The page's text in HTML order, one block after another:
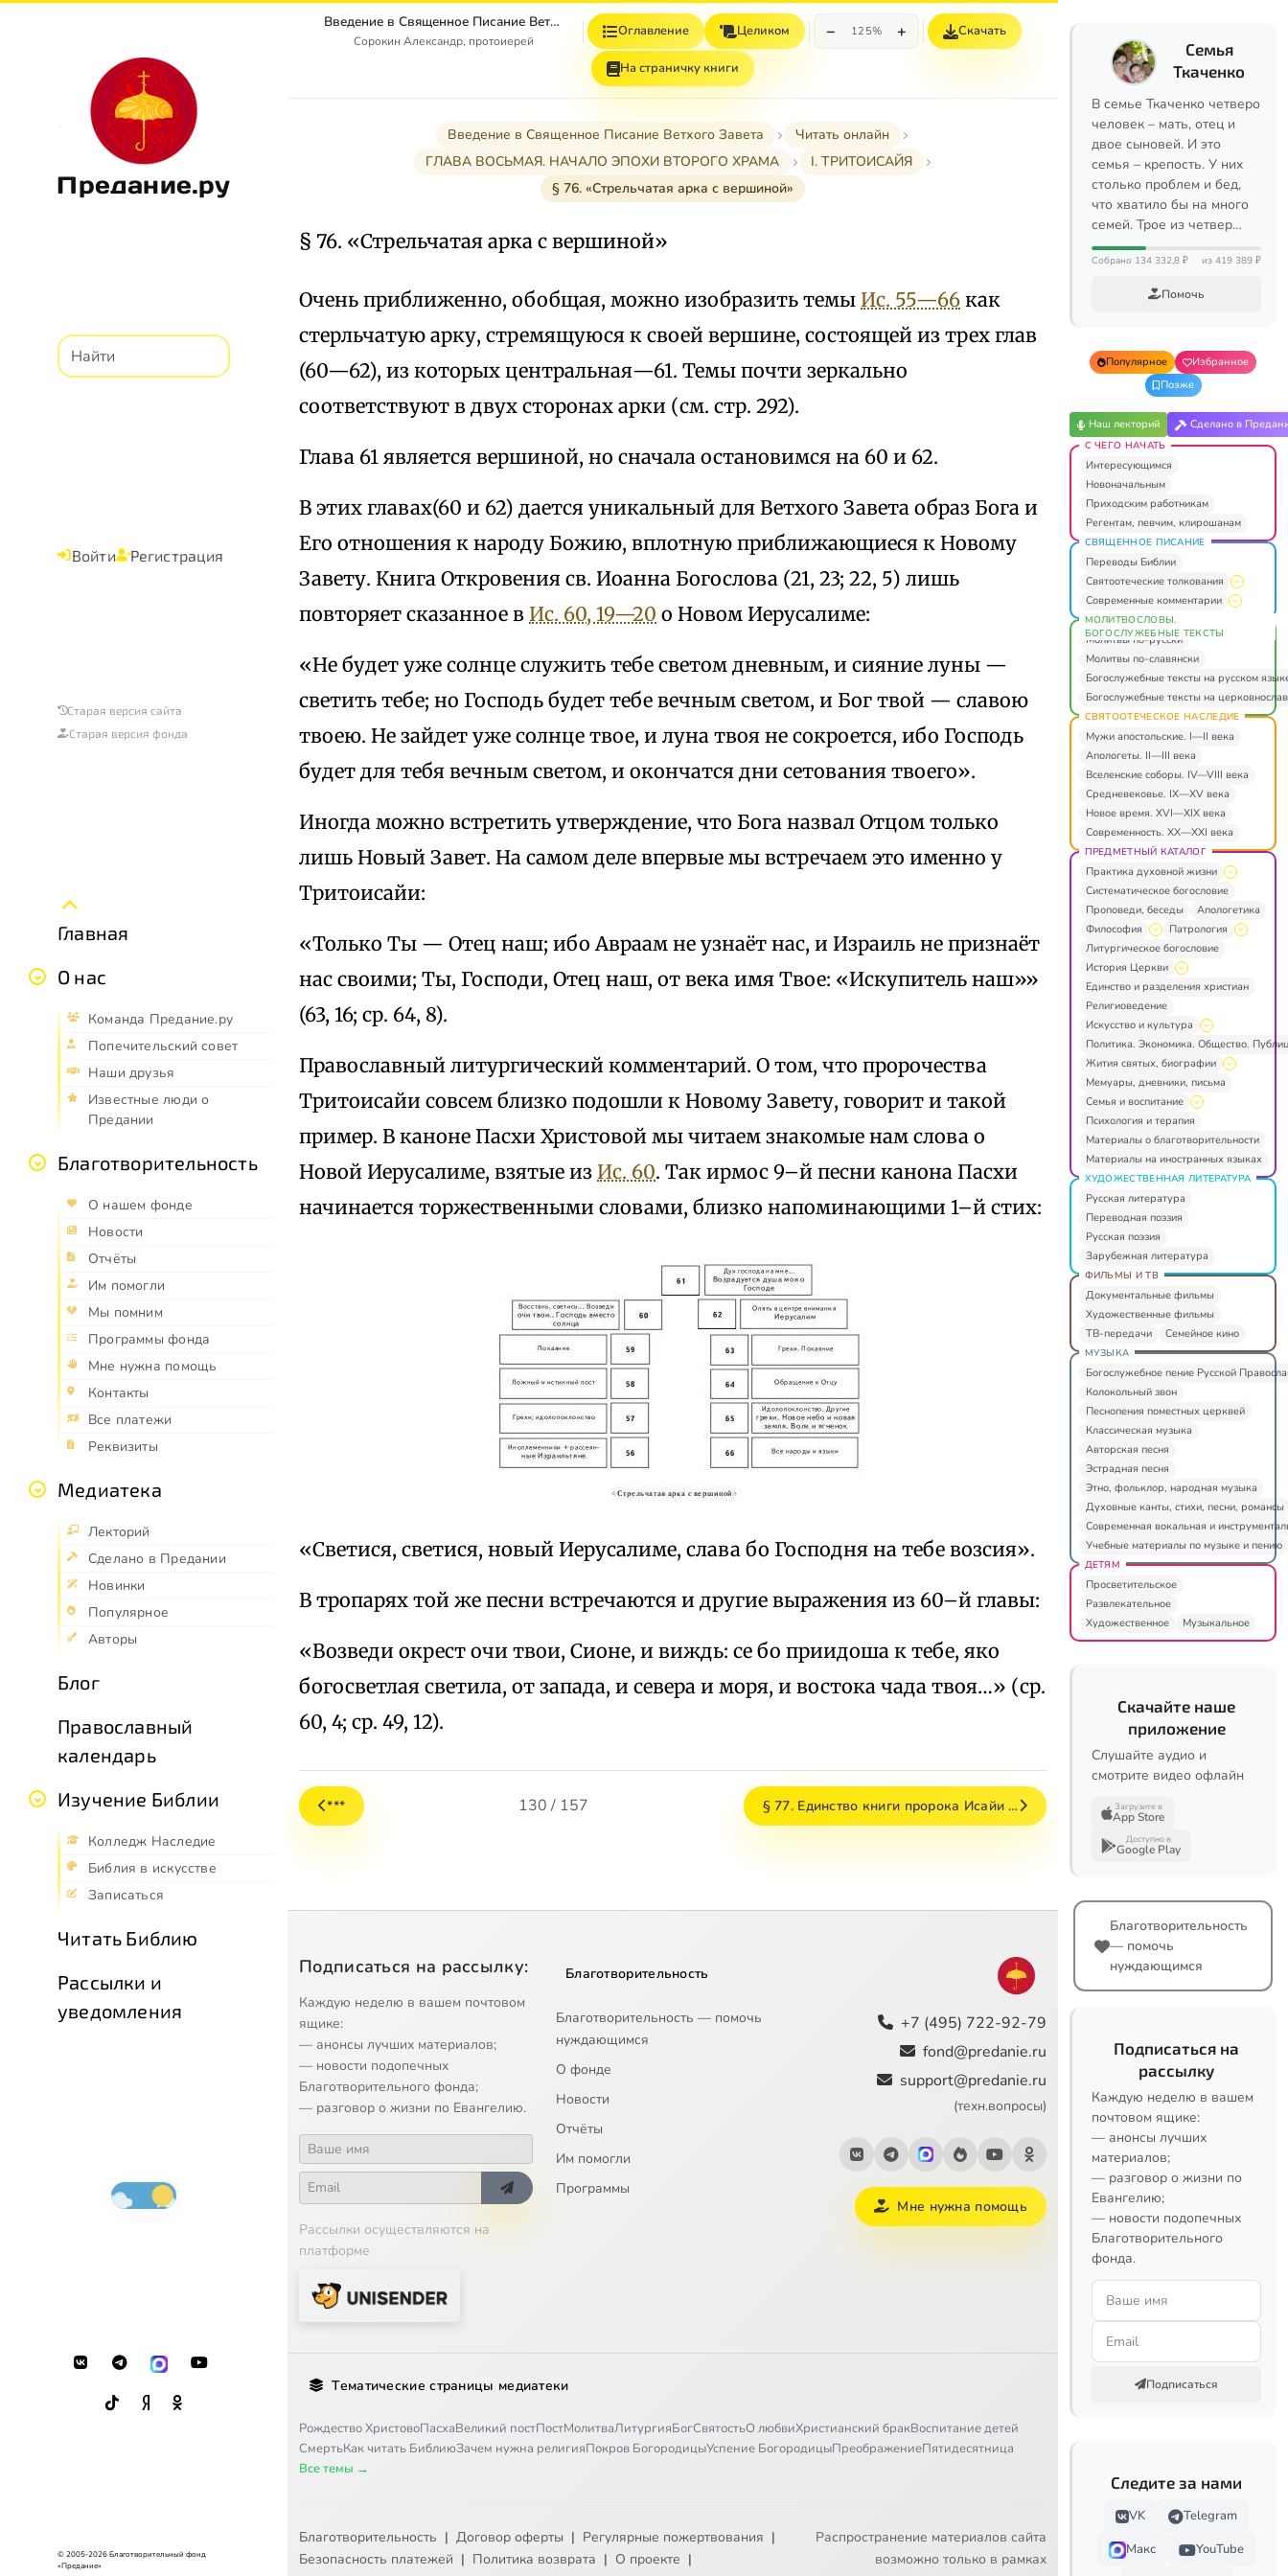
Предание.ру
Войти Регистрация
Старая версия сайта
Старая версия фонда
Главная
О нас
Команда Предание.ру
Попечительский совет
Наши друзья
Известные люди о
Предании
Благотворительность
О нашем фонде
Новости
Отчёты
Им помогли
Мы помним
Программы фонда
Мне нужна помощь
Контакты
Все платежи
Реквизиты
Медиатека
Лекторий
Сделано в Предании
Новинки
Популярное
Авторы
Блог
Православный
календарь
Изучение Библии
Колледж Наследие
Библия в искусстве
Записаться
Читать Библию
Рассылки и
уведомления
© 2005-2026 Благотворительный фонд
«Предание»
Введение в Священное Писание Ветхого Завета
Сорокин Александр, протоиерей
Оглавление Целиком − 125% + Скачать
На страничку книги
Введение в Священное Писание Ветхого Завета
Читать онлайн
ГЛАВА ВОСЬМАЯ. НАЧАЛО ЭПОХИ ВТОРОГО ХРАМА
I. ТРИТОИСАЙЯ
§ 76. «Стрельчатая арка с вершиной»
§ 76. «Стрельчатая арка с вершиной»
Очень приближенно, обобщая, можно изобразить темы Ис. 55—66 как
стерльчатую арку, стремящуюся к своей вершине, состоящей из трех глав
(60—62), из которых центральная—61. Темы почти зеркально
соответствуют в двух сторонах арки (см. стр. 292).
Глава 61 является вершиной, но сначала остановимся на 60 и 62.
В этих главах(60 и 62) дается уникальный для Ветхого Завета образ Бога и
Его отношения к народу Божию, вплотную приближающиеся к Новому
Завету. Книга Откровения св. Иоанна Богослова (21, 23; 22, 5) лишь
повторяет сказанное в Ис. 60, 19—20 о Новом Иерусалиме:
«Не будет уже солнце служить тебе светом дневным, и сияние луны —
светить тебе; но Господь будет тебе вечным светом, и Бог твой — славою
твоею. Не зайдет уже солнце твое, и луна твоя не сокроется, ибо Господь
будет для тебя вечным светом, и окончатся дни сетования твоего».
Иногда можно встретить утверждение, что Бога назвал Отцом только
лишь Новый Завет. На самом деле впервые мы встречаем это именно у
Тритоисайи:
«Только Ты — Отец наш; ибо Авраам не узнаёт нас, и Израиль не признаёт
нас своими; Ты, Господи, Отец наш, от века имя Твое: «Искупитель наш»»
(63, 16; ср. 64, 8).
Православный литургический комментарий. О том, что пророчества
Тритоисайи совсем близко подошли к Новому Завету, говорит и такой
пример. В каноне Пасхи Христовой мы читаем знакомые нам слова о
Новой Иерусалиме, взятые из Ис. 60. Так ирмос 9–й песни канона Пасхи
начинается торжественными словами, близко напоминающими 1–й стих:
«Светися, светися, новый Иерусалиме, слава бо Господня на тебе возсия».
В тропарях той же песни встречаются и другие выражения из 60–й главы:
«Возведи окрест очи твои, Сионе, и виждь: се бо приидоша к тебе, яко
богосветлая светила, от запада, и севера и моря, и востока чада твоя…» (ср.
60, 4; ср. 49, 12).
*** 130 / 157 § 77. Единство книги пророка Исайи …
Подписаться на рассылку:
Каждую неделю в вашем почтовом
ящике:
— анонсы лучших материалов;
— новости подопечных
Благотворительного фонда;
— разговор о жизни по Евангелию.
Рассылки осуществляются на
платформе
Благотворительность
Благотворительность — помочь
нуждающимся
О фонде
Новости
Отчёты
Им помогли
Программы
+7 (495) 722-92-79
fond@predanie.ru
support@predanie.ru
(техн.вопросы)
Мне нужна помощь
Тематические страницы медиатеки
Рождество ХристовоПасхаВеликий постПостМолитваЛитургияБогСвятостьО любвиХристианский бракВоспитание детей
СмертьКак читать БиблиюЗачем нужна религияПокров БогородицыУспение БогородицыПреображениеПятидесятница
Все темы →
Благотворительность | Договор оферты | Регулярные пожертвования |
Безопасность платежей | Политика возврата | О проекте |
Распространение материалов сайта
возможно только в рамках
Семья
Ткаченко
В семье Ткаченко четверо
человек – мать, отец и
двое сыновей. И это
семья – крепость. У них
столько проблем и бед,
что хватило бы на много
семей. Трое из четвер…
Собрано 134 332,8 ₽ из 419 389 ₽
Помочь
Популярное
Избранное
Позже
Наш лекторий Сделано в
С ЧЕГО НАЧАТЬ
Интересующимся
Новоначальным
Приходским работникам
Регентам, певчим, клирошанам
СВЯЩЕННОЕ ПИСАНИЕ
Переводы Библии
Святоотеческие толкования
Современные комментарии
МОЛИТВОСЛОВЫ.
БОГОСЛУЖЕБНЫЕ ТЕКСТЫ
Молитвы по-русски
Молитвы по-славянски
Богослужебные тексты на русском
Богослужебные тексты на
СВЯТООТЕЧЕСКОЕ НАСЛЕДИЕ
Мужи апостольские. I—II века
Апологеты. II—III века
Вселенские соборы. IV—VIII века
Средневековье. IX—XV века
Новое время. XVI—XIX века
Современность. XX—XXI века
ПРЕДМЕТНЫЙ КАТАЛОГ
Практика духовной жизни
Систематическое богословие
Проповеди, беседы
Апологетика
Философия
Патрология
Литургическое богословие
История Церкви
Единство и разделения христиан
Религиоведение
Искусство и культура
Политика. Экономика. Общество.
Жития святых, биографии
Мемуары, дневники, письма
Семья и воспитание
Психология и терапия
Материалы о благотворительности
Материалы на иностранных языках
ХУДОЖЕСТВЕННАЯ ЛИТЕРАТУРА
Русская литература
Переводная поэзия
Русская поэзия
Зарубежная литература
ФИЛЬМЫ И ТВ
Документальные фильмы
Художественные фильмы
ТВ-передачи
Семейное кино
МУЗЫКА
Богослужебное пение Русской
Колокольный звон
Песнопения поместных церквей
Классическая музыка
Авторская песня
Эстрадная песня
Этно, фольклор, народная музыка
Духовные канты, стихи, песни, романсы
Современная вокальная и
Учебные материалы по музыке и пению
ДЕТЯМ
Просветительское
Развлекательное
Художественное
Музыкальное
Скачайте наше
приложение
Слушайте аудио и
смотрите видео офлайн
Загрузите в
App Store
Доступно в
Google Play
Благотворительность
— помочь
нуждающимся
Подписаться на
рассылку
Каждую неделю в вашем
почтовом ящике:
— анонсы лучших
материалов;
— разговор о жизни по
Евангелию;
— новости подопечных
Благотворительного
фонда.
Подписаться
Следите за нами
VK
Telegram
Макс
YouTube